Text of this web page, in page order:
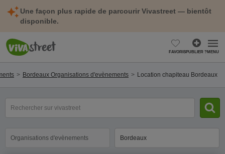
Une façon plus rapide de parcourir Vivastreet — bientôt
disponible.
FAVORISPUBLIER ?MENU
Bordeaux Organisations d'evènements Location chapiteau Bordeaux
clé(s)